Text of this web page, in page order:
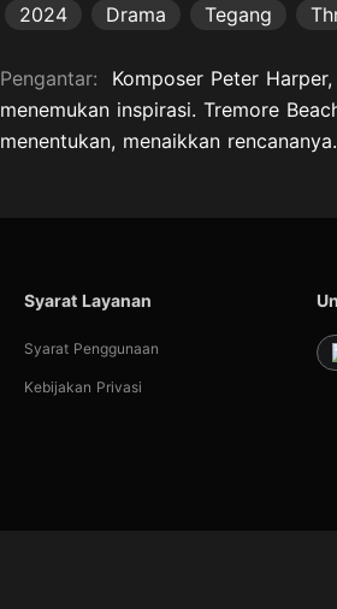
2024 Drama Tegang
Pengantar: Komposer Peter
menemukan inspirasi. Tremore
menentukan, menaikkan rencananya.
Syarat Layanan
Syarat Penggunaan
Kebijakan Privasi